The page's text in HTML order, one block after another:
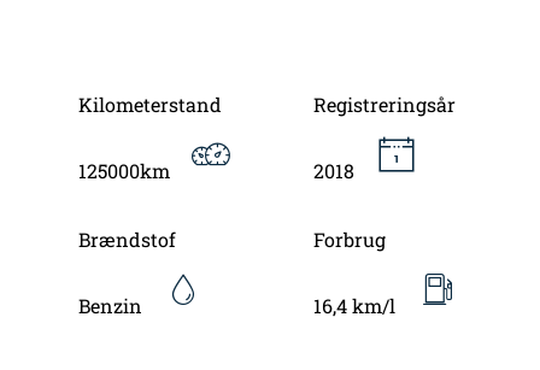
Kilometerstand
125000km
Registreringsår
2018
Brændstof
Benzin
Forbrug
16,4 km/l